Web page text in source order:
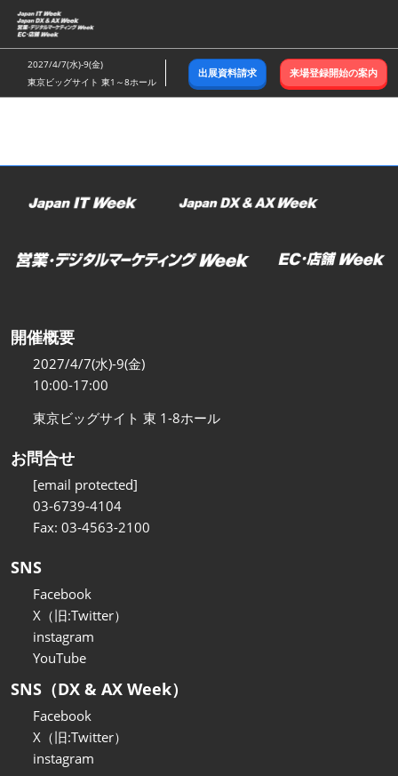
ス
キ
ッ
し
む
2027/4/7(水)-9(金)
東京ビッグサイト 東1～8ホール
出展資料請求 来場登録開始の案内
開催概要
2027/4/7(水)-9(金)
10:00-17:00
東京ビッグサイト 東 1-8ホール
お問合せ
[email protected]
03-6739-4104
Fax: 03-4563-2100
SNS
Facebook
X（旧:Twitter）
instagram
YouTube
SNS（DX & AX Week）
Facebook
X（旧:Twitter）
instagram